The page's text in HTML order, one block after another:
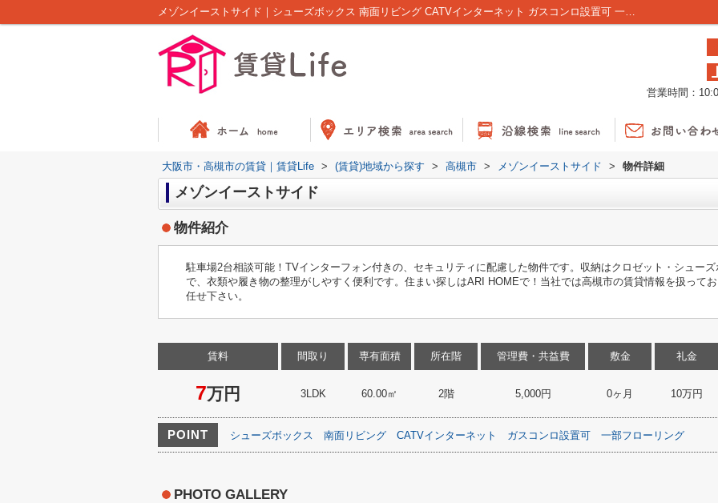
メゾンイーストサイド｜シューズボックス 南面リビング CATVインターネット ガスコンロ設置可 一部フローリング｜大阪市・高槻市の賃貸｜賃貸Life
営業時間：
大阪市・高槻市の賃貸｜賃貸Life > (賃貸)地域から探す > 高槻市 > メゾンイーストサイド > 物件詳細
メゾンイーストサイド
物件紹介
駐車場2台相談可能！TVインターフォン付きの、セキュリティに配慮した物件です。収納はクロゼット・シュー
で、衣類や履き物の整理がしやすく便利です。住まい探しはARI HOMEで！当社では高槻市の賃貸情報を扱って
任せ下さい。
賃料
7万円
間取り
3LDK
専有面積
60.00㎡
所在階
2階
管理費・共益費
5,000円
敷金
0ヶ月
礼金
10万円
POINT シューズボックス 南面リビング CATVインターネット ガスコンロ設置可 一部フローリング
PHOTO GALLERY